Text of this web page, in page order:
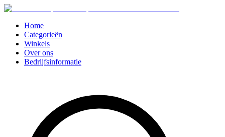
Home
Categorieën
Winkels
Over ons
Bedrijfsinformatie